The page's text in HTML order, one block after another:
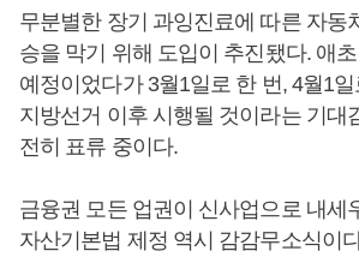
무분별한 장기 과잉진료에 따른 자동
승을 막기 위해 도입이 추진됐다. 애
예정이었다가 3월1일로 한 번, 4월1
지방선거 이후 시행될 것이라는 기대
전히 표류 중이다.
금융권 모든 업권이 신사업으로 내세
자산기본법 제정 역시 감감무소식이